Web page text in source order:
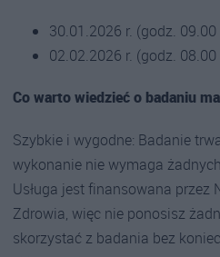
30.01.2026 r. (godz.
02.02.2026 r. (godz.
Co warto wiedzieć o badaniu
Szybkie i wygodne: Badanie
wykonanie nie wymaga
Usługa jest finansowana przez
Zdrowia, więc nie ponosisz
skorzystać z badania bez